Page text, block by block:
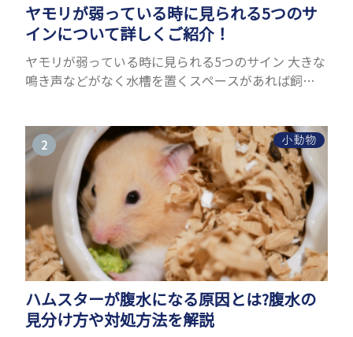
ヤモリが弱っている時に見られる5つのサ
インについて詳しくご紹介！
ヤモリが弱っている時に見られる5つのサイン 大きな
鳴き声などがなく水槽を置くスペースがあれば飼う
でしょうか...
小動物
ハムスターが腹水になる原因とは?腹水の
見分け方や対処方法を解説